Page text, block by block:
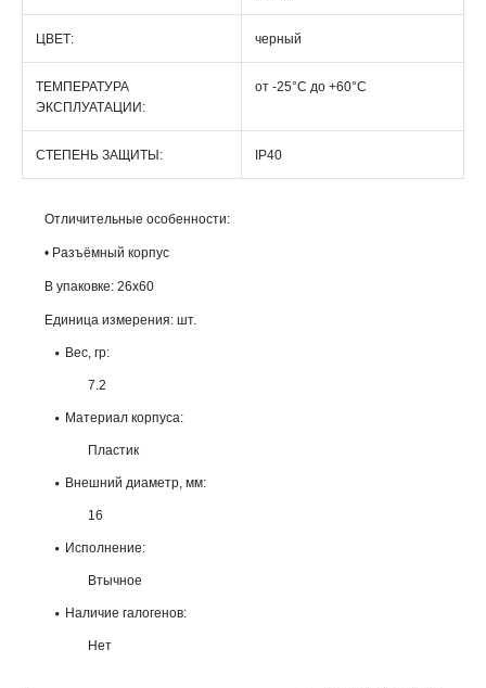
ЦВЕТ: черный
ТЕМПЕРАТУРА
ЭКСПЛУАТАЦИИ:
от -25°С до +60°С
СТЕПЕНЬ ЗАЩИТЫ: IP40
Отличительные особенности:
• Разъёмный корпус
В упаковке: 26х60
Единица измерения: шт.
Вес, гр:
7.2
Материал корпуса:
Пластик
Внешний диаметр, мм:
16
Исполнение:
Втычное
Наличие галогенов:
Нет